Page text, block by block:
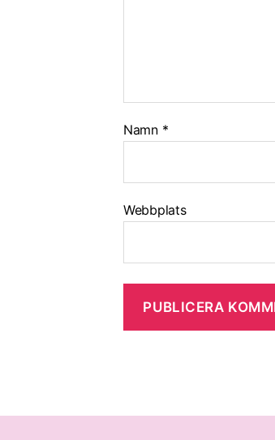
Namn *
Webbplats